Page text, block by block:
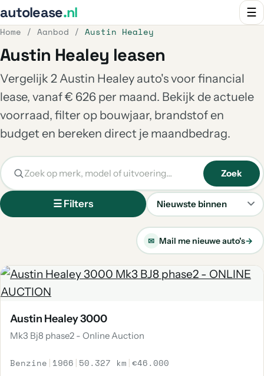
autolease.nl ☰
Home / Aanbod / Austin Healey
Austin Healey leasen
Vergelijk 2 Austin Healey auto's voor financial
lease, vanaf € 626 per maand. Bekijk de actuele
voorraad, filter op bouwjaar, brandstof en
budget en bereken direct je maandbedrag.
☰ Filters
Sorteren
Zoek
✉ Mail me nieuwe auto's→
Austin Healey 3000
Mk3 Bj8 phase2 - Online Auction
Benzine | 1966 | 50.327 km |€46.000